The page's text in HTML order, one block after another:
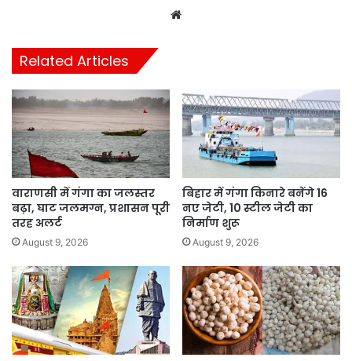
Related Articles
वाराणसी में गंगा का जलस्तर
बढ़ा, घाट जलमग्न, प्रशासन पूरी
तरह अलर्ट
August 9, 2026
बिहार में गंगा किनारे बनेंगे 16
नए जेटी, 10 स्टील जेटी का
निर्माण शुरू
August 9, 2026